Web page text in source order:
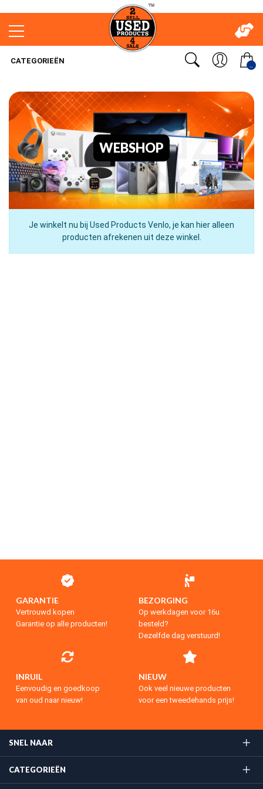
..
CATEGORIEËN
WEBSHOP
Je winkelt nu bij Used Products Venlo, je kan hier alleen
producten afrekenen uit deze winkel.
GARANTIE
Vertrouwd kopen
Garantie op alle producten!
BEZORGING
Op werkdagen voor 16u
besteld?
Dezelfde dag verstuurd!
INRUIL
Eenvoudig en goedkoop
van oud naar nieuw!
NIEUW
Ook veel nieuwe producten
voor een tweedehands prijs!
SNEL NAAR
CATEGORIEËN